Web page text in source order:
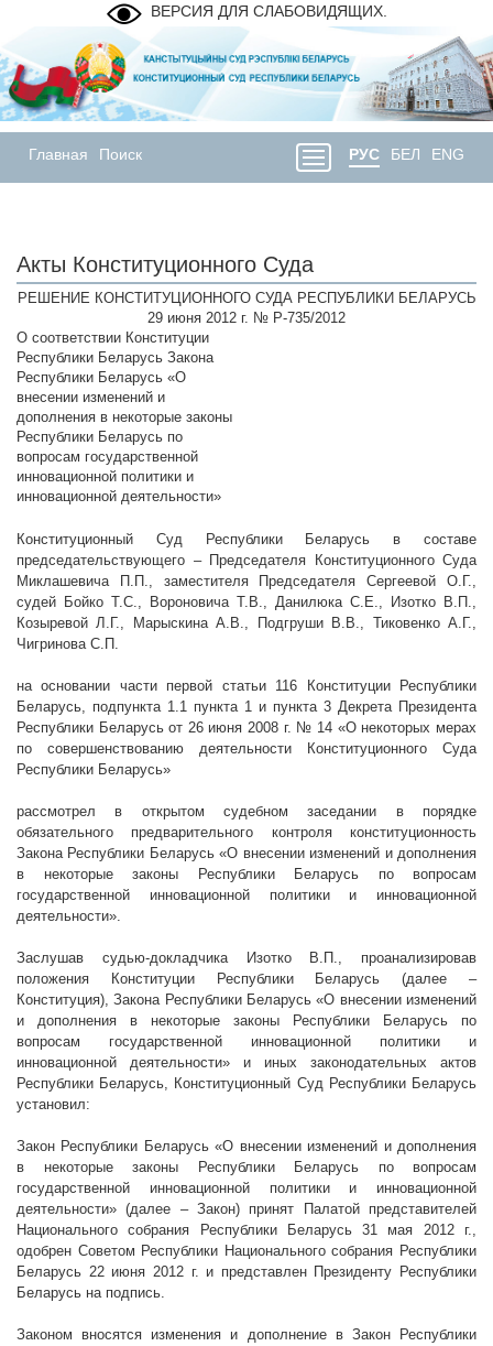
ВЕРСИЯ ДЛЯ СЛАБОВИДЯЩИХ.
Главная Поиск РУС БЕЛ ENG
Акты Конституционного Суда
РЕШЕНИЕ КОНСТИТУЦИОННОГО СУДА РЕСПУБЛИКИ БЕЛАРУСЬ
29 июня 2012 г. № Р-735/2012
О соответствии Конституции
Республики Беларусь Закона
Республики Беларусь «О
внесении изменений и
дополнения в некоторые законы
Республики Беларусь по
вопросам государственной
инновационной политики и
инновационной деятельности»
Конституционный Суд Республики Беларусь в составе
председательствующего – Председателя Конституционного Суда
Миклашевича П.П., заместителя Председателя Сергеевой О.Г.,
судей Бойко Т.С., Вороновича Т.В., Данилюка С.Е., Изотко В.П.,
Козыревой Л.Г., Марыскина А.В., Подгруши В.В., Тиковенко А.Г.,
Чигринова С.П.
на основании части первой статьи 116 Конституции Республики
Беларусь, подпункта 1.1 пункта 1 и пункта 3 Декрета Президента
Республики Беларусь от 26 июня 2008 г. № 14 «О некоторых мерах
по совершенствованию деятельности Конституционного Суда
Республики Беларусь»
рассмотрел в открытом судебном заседании в порядке
обязательного предварительного контроля конституционность
Закона Республики Беларусь«О внесении изменений и дополнения
в некоторые законы Республики Беларусь по вопросам
государственной инновационной политики и инновационной
деятельности».
Заслушав судью-докладчика Изотко В.П., проанализировав
положения Конституции Республики Беларусь (далее –
Конституция), Закона Республики Беларусь «О внесении изменений
и дополнения в некоторые законы Республики Беларусь по
вопросам государственной инновационной политики и
инновационной деятельности» и иных законодательных актов
Республики Беларусь, Конституционный Суд Республики Беларусь
установил:
Закон Республики Беларусь «О внесении изменений и дополнения
в некоторые законы Республики Беларусь по вопросам
государственной инновационной политики и инновационной
деятельности» (далее – Закон) принят Палатой представителей
Национального собрания Республики Беларусь 31 мая 2012 г.,
одобрен Советом Республики Национального собрания Республики
Беларусь 22 июня 2012 г. и представлен Президенту Республики
Беларусь на подпись.
Законом вносятся изменения и дополнение в Закон Республики